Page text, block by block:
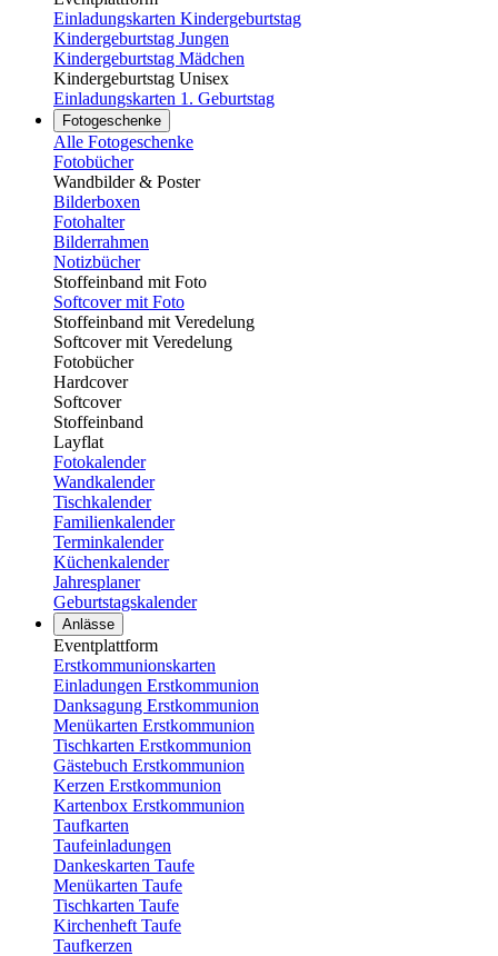
Einladungskarten Kindergeburtstag
Kindergeburtstag Jungen
Kindergeburtstag Mädchen
Kindergeburtstag Unisex
Einladungskarten 1. Geburtstag
Fotogeschenke
Alle Fotogeschenke
Fotobücher
Wandbilder & Poster
Bilderboxen
Fotohalter
Bilderrahmen
Notizbücher
Stoffeinband mit Foto
Softcover mit Foto
Stoffeinband mit Veredelung
Softcover mit Veredelung
Fotobücher
Hardcover
Softcover
Stoffeinband
Layflat
Fotokalender
Wandkalender
Tischkalender
Familienkalender
Terminkalender
Küchenkalender
Jahresplaner
Geburtstagskalender
Anlässe
Eventplattform
Erstkommunionskarten
Einladungen Erstkommunion
Danksagung Erstkommunion
Menükarten Erstkommunion
Tischkarten Erstkommunion
Gästebuch Erstkommunion
Kerzen Erstkommunion
Kartenbox Erstkommunion
Taufkarten
Taufeinladungen
Dankeskarten Taufe
Menükarten Taufe
Tischkarten Taufe
Kirchenheft Taufe
Taufkerzen